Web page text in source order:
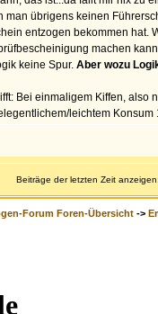
man übrigens keinen
entzogen bekommen hat.
machen
keine Spur. Aber wozu
Bei einmaligem Kiffen, also
leichtem
Beiträge der letzten Zeit
Forum Foren-Übersicht ->